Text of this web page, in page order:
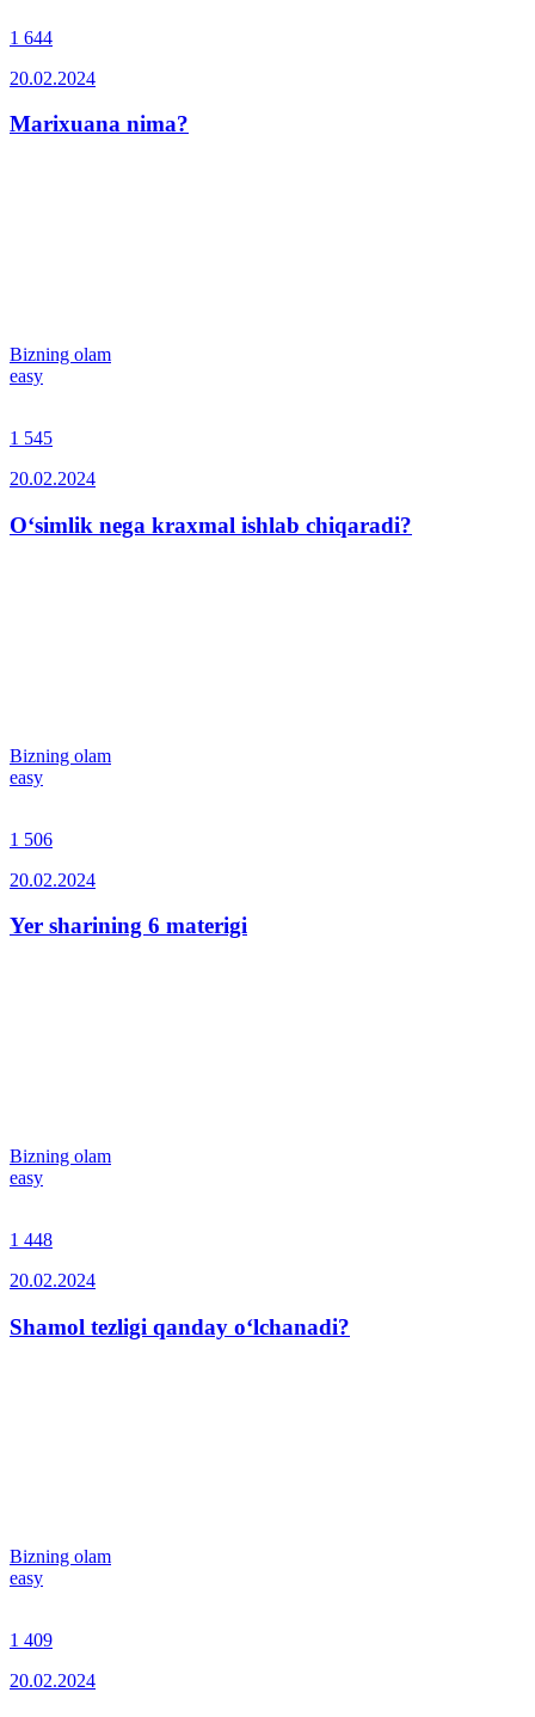
1 644
20.02.2024
Marixuana nima?
Bizning olam
easy
1 545
20.02.2024
O‘simlik nega kraxmal ishlab chiqaradi?
Bizning olam
easy
1 506
20.02.2024
Yer sharining 6 materigi
Bizning olam
easy
1 448
20.02.2024
Shamol tezligi qanday o‘lchanadi?
Bizning olam
easy
1 409
20.02.2024